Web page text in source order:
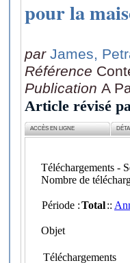
pour la
par James,
Référence
Publication A
Article révisé
ACCÈS EN LIGNE